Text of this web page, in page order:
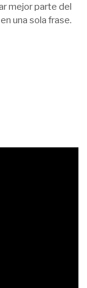
mejor parte del
una sola frase.